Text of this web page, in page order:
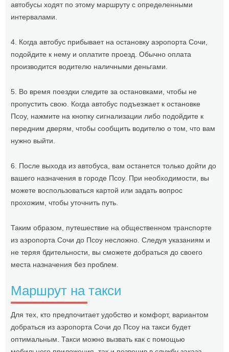
автобусы ходят по этому маршруту с определенными
интервалами.
4. Когда автобус прибывает на остановку аэропорта Сочи,
подойдите к нему и оплатите проезд. Обычно оплата
производится водителю наличными деньгами.
5. Во время поездки следите за остановками, чтобы не
пропустить свою. Когда автобус подъезжает к остановке
Псоу, нажмите на кнопку сигнализации либо подойдите к
передним дверям, чтобы сообщить водителю о том, что вам
нужно выйти.
6. После выхода из автобуса, вам останется только дойти до
вашего назначения в городе Псоу. При необходимости, вы
можете воспользоваться картой или задать вопрос
прохожим, чтобы уточнить путь.
Таким образом, путешествие на общественном транспорте
из аэропорта Сочи до Псоу несложно. Следуя указаниям и
не теряя бдительности, вы сможете добраться до своего
места назначения без проблем.
Маршрут на такси
Для тех, кто предпочитает удобство и комфорт, вариантом
добраться из аэропорта Сочи до Псоу на такси будет
оптимальным. Такси можно вызвать как с помощью